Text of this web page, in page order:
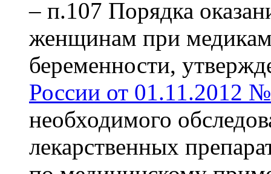
– п.107 Порядка
женщинам при
беременности,
России от 01.11.2012
необходимого
лекарственных